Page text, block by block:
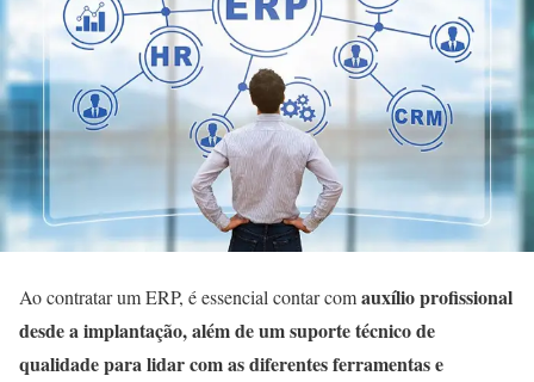
Ao contratar um ERP, é essencial contar comauxílio profissional
desde a implantação, além de um suporte técnico de
qualidade para lidar com as diferentes ferramentas e